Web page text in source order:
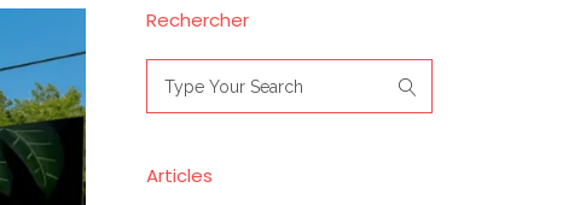
Rechercher
for:
Articles